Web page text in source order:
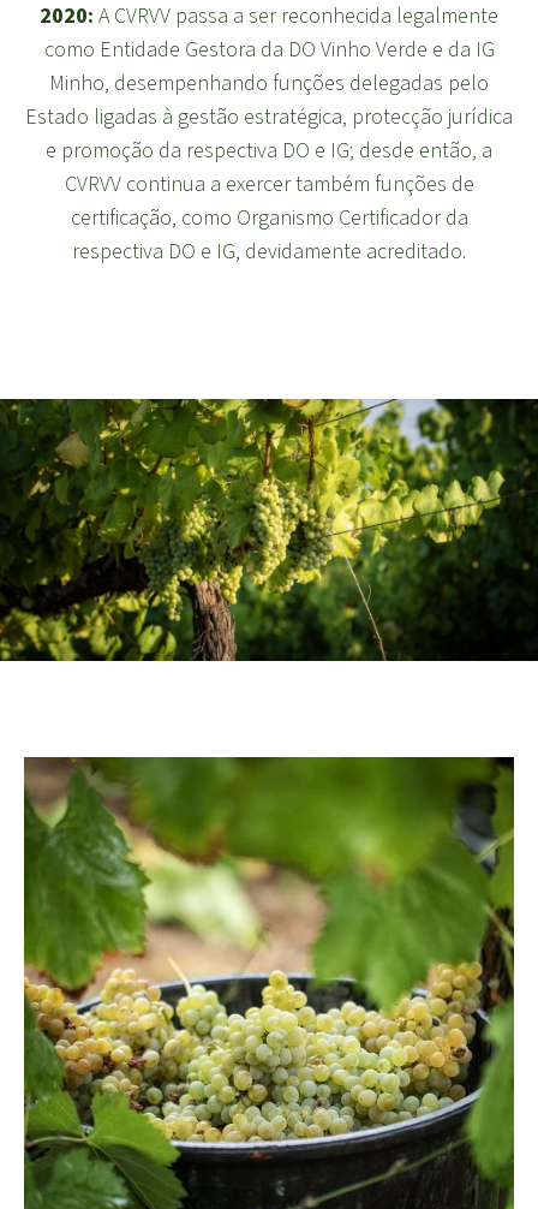
2020: A CVRVV passa a ser reconhecida legalmente
como Entidade Gestora da DO Vinho Verde e da IG
Minho, desempenhando funções delegadas pelo
Estado ligadas à gestão estratégica, protecção jurídica
e promoção da respectiva DO e IG; desde então, a
CVRVV continua a exercer também funções de
certificação, como Organismo Certificador da
respectiva DO e IG, devidamente acreditado.